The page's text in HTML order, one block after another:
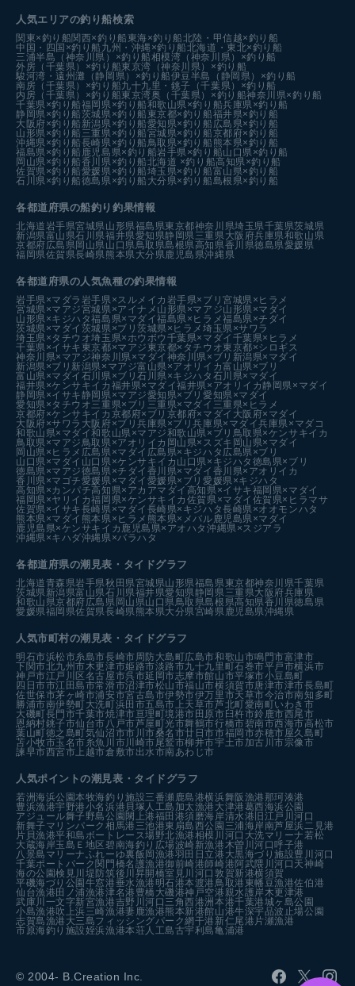
人気エリアの釣り船検索
関東×釣り船関西×釣り船 東海×釣り船北陸・甲信越×釣り船
中国・四国×釣り船 九州・沖縄×釣り船北海道・東北×釣り船
三浦半島（神奈川県）×釣り船相模湾（神奈川県）×釣り船
外房（千葉県）×釣り船東京湾（神奈川県）×釣り船
駿河湾・遠州灘（静岡県）×釣り船伊豆半島（静岡県）×釣り船
南房（千葉県）×釣り船九十九里・銚子（千葉県）×釣り船
内房（千葉県）×釣り船東京湾奥（千葉県）×釣り船神奈川県×釣り船
千葉県×釣り船福岡県×釣り船和歌山県×釣り船兵庫県×釣り船
静岡県×釣り船茨城県×釣り船 東京都×釣り船福井県×釣り船
大阪府×釣り船 新潟県×釣り船愛知県×釣り船 広島県×釣り船
山形県×釣り船 三重県×釣り船宮城県×釣り船京都府×釣り船
沖縄県×釣り船長崎県×釣り船鳥取県×釣り船 熊本県×釣り船
福島県×釣り船 鹿児島県×釣り船岩手県×釣り船山口県×釣り船
岡山県×釣り船香川県×釣り船北海道 ×釣り船高知県×釣り船
佐賀県×釣り船愛媛県×釣り船埼玉県×釣り船富山県×釣り船
石川県×釣り船徳島県×釣り船 大分県×釣り船島根県×釣り船
各都道府県の船釣り釣果情報
北海道岩手県宮城県山形県福島県東京都神奈川県埼玉県千葉県茨城県
新潟県富山県石川県福井県愛知県静岡県三重県大阪府兵庫県和歌山県
京都府広島県岡山県山口県鳥取県島根県高知県香川県徳島県愛媛県
福岡県佐賀県長崎県熊本県大分県鹿児島県沖縄県
各都道府県の人気魚種の釣果情報
岩手県×マダラ 岩手県×スルメイカ 岩手県×ブリ宮城県×ヒラメ
宮城県×マアジ宮城県×アイナメ 山形県×マアジ山形県×マダイ
山形県×キジハタ福島県×マダイ福島県×ヒラメ福島県×チダイ
茨城県×マダイ 茨城県×ブリ茨城県×ヒラメ埼玉県×サワラ
埼玉県×タチウオ埼玉県×ホウボウ 千葉県×マダイ 千葉県×ヒラメ
千葉県×イサキ 東京都×マアジ 東京都×タチウオ東京都×シロギス
神奈川県×マアジ神奈川県×マダイ 神奈川県×ブリ 新潟県×マダイ
新潟県×ブリ 新潟県×マアジ富山県×アオリイカ富山県×ブリ
富山県×マダイ 石川県×ブリ石川県×キジハタ 石川県×マダイ
福井県×ケンサキイカ 福井県×マダイ福井県×アオリイカ 静岡県×マダイ
静岡県×イサキ 静岡県×マアジ愛知県×ブリ愛知県×マダイ
愛知県×タチウオ三重県×ブリ 三重県×マダイ 三重県×ヒラメ
京都府×ケンサキイカ 京都府×ブリ 京都府×マダイ 大阪府×マダイ
大阪府×サワラ 大阪府×ブリ兵庫県×ブリ兵庫県×マダイ兵庫県×マダコ
和歌山県×マダイ和歌山県×マアジ和歌山県×ブリ 鳥取県×ケンサキイカ
鳥取県×マアジ鳥取県×アオリイカ 岡山県×スズキ 岡山県×マダイ
岡山県×ヒラメ 広島県×マダイ 広島県×キジハタ 広島県×ブリ
山口県×マダイ 山口県×ケンサキイカ 山口県×キジハタ 徳島県×ブリ
徳島県×マアジ徳島県×チダイ 香川県×マダイ 香川県×アオリイカ
香川県×マゴチ愛媛県×マダイ 愛媛県×ブリ愛媛県×キジハタ
高知県×カンパチ高知県×アカアマダイ 高知県×イサキ福岡県×マダイ
福岡県×ヤリイカ福岡県×ケンサキイカ 佐賀県×マダイ 佐賀県×ヒラマサ
佐賀県×イサキ長崎県×マダイ 長崎県×キジハタ長崎県×オオモンハタ
熊本県×マダイ 熊本県×ヒラメ 熊本県×メバル鹿児島県×マダイ
鹿児島県×ケンサキイカ 鹿児島県×アオハタ沖縄県×スジアラ
沖縄県×キハダ沖縄県×バラハタ
各都道府県の潮見表 ・タイドグラフ
北海道青森県岩手県秋田県宮城県山形県福島県東京都神奈川県千葉県
茨城県新潟県富山県石川県福井県愛知県静岡県三重県大阪府兵庫県
和歌山県京都府広島県 岡山県山口県鳥取県島根県高知県香川県徳島県
愛媛県福岡県佐賀県長崎県熊本県大分県宮崎県鹿児島県沖縄県
人気市町村の潮見表・タイドグラフ
明石市浜松市糸島市長崎市周防大島町広島市和歌山市鳴門市富津市
下関市北九州市木更津市姫路市淡路市九十九里町石巻市平戸市横浜市
神戸市江戸川区 名古屋市呉市延岡市志摩市館山市平塚市小豆島町
四日市市江田島市常滑市沼津市松山市福山市横須賀市唐津市津市長島町
佐世保市茅ヶ崎市浦安市宮古島市伊勢市伊万里市天草市今治市南知多町
勝浦市南伊勢町大洗町浜田市五島市 上天草市芦北町愛南町いわき市
大磯町長門市千葉市焼津市亘理町境港市 田原市 臼杵市鈴鹿市西尾市
恩納村銚子市仙台市八戸市芦屋町光市舞鶴市行橋市碧南市西海市高松市
葉山町徳之島町気仙沼市市川市桑名市廿日市市福岡市赤穂市屋久島町
苫小牧市玉名市糸魚川市川崎市尾鷲市柳井市宇土市加古川市宗像市
諫早市西宮市 上越市倉敷市出水市南あわじ市
人気ポイントの潮見表・タイドグラフ
若洲海浜公園本牧海釣り施設三番瀬 鹿島港横浜舞阪漁港 那珂湊港
豊浜漁港宇野港小名浜港 貝塚人工島 加太漁港 大津港葛西海浜公園
アジュール舞子野島公園 閖上港福田港須磨海岸清水港 旧江戸川河口
新舞子マリンパーク 相馬港 三池港東扇島西公園 三浦海岸南芦屋浜二見港
片貝漁港平和島ボートレース場野北漁港相模川河口 大洗マリーナ若松
大蔵海岸玉島Ｅ地区 碧南海釣り広場波崎新漁港木曽川河口 呼子港
八景島マリーナふれーゆ裏飯岡漁港羽田 日立港 大黒海づり施設豊川河口
千葉ポートパーク 関門橋名護漁港御前崎港師崎港 阿武隈川河口 天神崎
海の公園検見川堤防筑後川昇開橋室見川河口敦賀新港横須賀
平磯海づり公園 牛窓港垂水漁港 明石港本渡港鳥取港 東幡豆漁港佐伯港
仙台漁港 田ノ浦漁港津名港 豊橋 大磯港神戸空港親水護岸木更津港
武庫川一文字新宮漁港吉野川河口 三角西港洲本港千葉港城ヶ島公園
小島漁港吹上浜三崎漁港妻鹿漁港熊本新港館山港牛深宇品波止場公園
志賀島漁港 大三島フィッシングパーク網干港 新仁尾港 片瀬漁港
市原海釣り施設姪浜漁港本荘人工島古宇利島亀浦港
© 2004- B.Creation Inc.